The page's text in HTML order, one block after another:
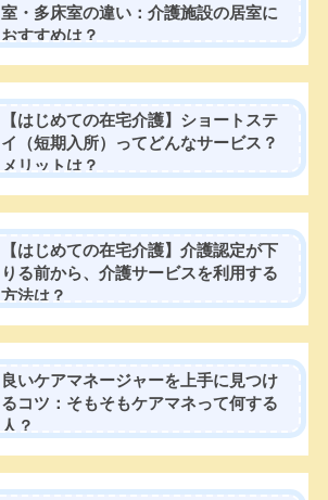
室・多床室の違い：介護施設の居室に
おすすめは？
【はじめての在宅介護】ショートステ
イ（短期入所）ってどんなサービス？
メリットは？
【はじめての在宅介護】介護認定が下
りる前から、介護サービスを利用する
方法は？
良いケアマネージャーを上手に見つけ
るコツ：そもそもケアマネって何する
人？